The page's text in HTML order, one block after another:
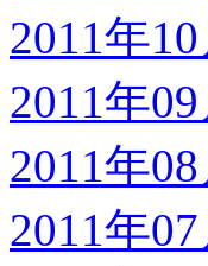
2011年10
2011年09
2011年08
2011年07